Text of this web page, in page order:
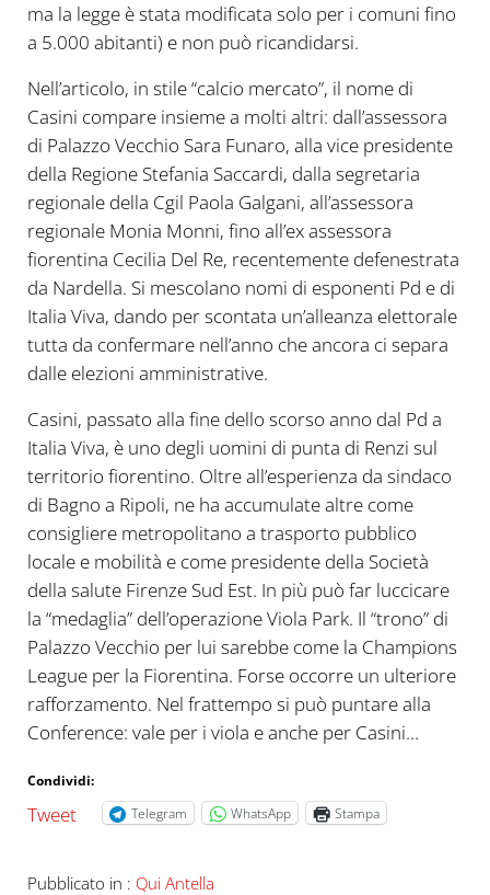
ma la legge è stata modificata solo per i comuni fino
a 5.000 abitanti) e non può ricandidarsi.
Nell’articolo, in stile “calcio mercato”, il nome di
Casini compare insieme a molti altri: dall’assessora
di Palazzo Vecchio Sara Funaro, alla vice presidente
della Regione Stefania Saccardi, dalla segretaria
regionale della Cgil Paola Galgani, all’assessora
regionale Monia Monni, fino all’ex assessora
fiorentina Cecilia Del Re, recentemente defenestrata
da Nardella. Si mescolano nomi di esponenti Pd e di
Italia Viva, dando per scontata un’alleanza elettorale
tutta da confermare nell’anno che ancora ci separa
dalle elezioni amministrative.
Casini, passato alla fine dello scorso anno dal Pd a
Italia Viva, è uno degli uomini di punta di Renzi sul
territorio fiorentino. Oltre all’esperienza da sindaco
di Bagno a Ripoli, ne ha accumulate altre come
consigliere metropolitano a trasporto pubblico
locale e mobilità e come presidente della Società
della salute Firenze Sud Est. In più può far luccicare
la “medaglia” dell’operazione Viola Park. Il “trono” di
Palazzo Vecchio per lui sarebbe come la Champions
League per la Fiorentina. Forse occorre un ulteriore
rafforzamento. Nel frattempo si può puntare alla
Conference: vale per i viola e anche per Casini…
Condividi:
Tweet Telegram WhatsApp Stampa
Pubblicato in : Qui Antella